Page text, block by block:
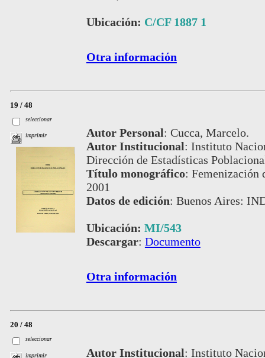
Ubicación: C/CF 1887 1
Otra información
19 / 48
seleccionar
imprimir Autor Personal: Cucca, Marcelo.
Autor Institucional: Instituto
Dirección de Estadísticas
Título monográfico: Femenización
2001
Datos de edición: Buenos Aires:
Ubicación: MI/543
Descargar: Documento
Otra información
20 / 48
seleccionar
imprimir Autor Institucional: Instituto